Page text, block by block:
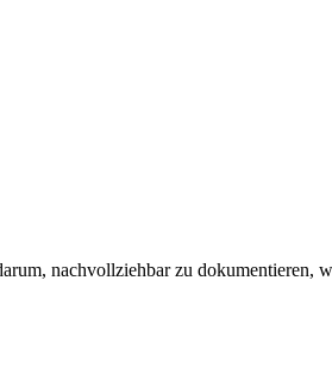
nachvollziehbar zu dokumentieren,